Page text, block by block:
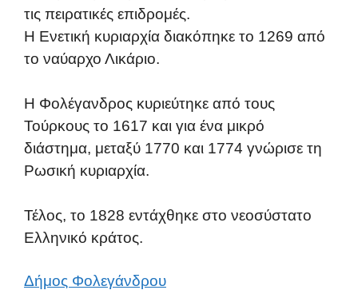
τις πειρατικές επιδρομές.
Η Ενετική κυριαρχία διακόπηκε το 1269 από
το ναύαρχο Λικάριο.
Η Φολέγανδρος κυριεύτηκε από τους
Τούρκους το 1617 και για ένα μικρό
διάστημα, μεταξύ 1770 και 1774 γνώρισε τη
Ρωσική κυριαρχία.
Τέλος, το 1828 εντάχθηκε στο νεοσύστατο
Ελληνικό κράτος.
Δήμος Φολεγάνδρου